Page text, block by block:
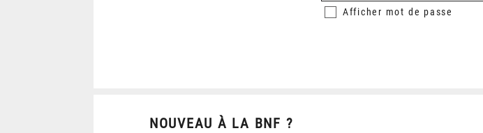
Afficher mot de passe
NOUVEAU À LA BNF ?